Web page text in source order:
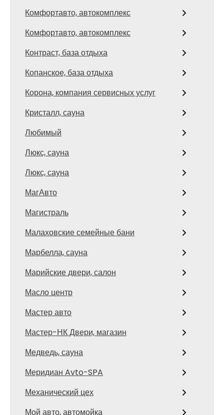
Комфортавто, автокомплекс
Комфортавто, автокомплекс
Контраст, база отдыха
Копанское, база отдыха
Корона, компания сервисных услуг
Кристалл, сауна
Любимый
Люкс, сауна
Люкс, сауна
МагАвто
Магистраль
Малаховские семейные бани
Марбелла, сауна
Марийские двери, салон
Масло центр
Мастер авто
Мастер-НК Двери, магазин
Медведь, сауна
Меридиан Avto-SPA
Механический цех
Мой авто, автомойка